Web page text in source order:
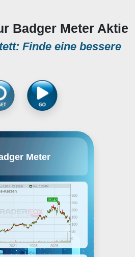
Badger Meter Aktie
Finde eine bessere
Meter
of flow measurement,
solutions that
serve water utilities,
and commercial
industrial customers
Its products are
Municipal Water and
Instrumentation. The
was founded in 1905
is headquartered in
Milwaukee, WI.